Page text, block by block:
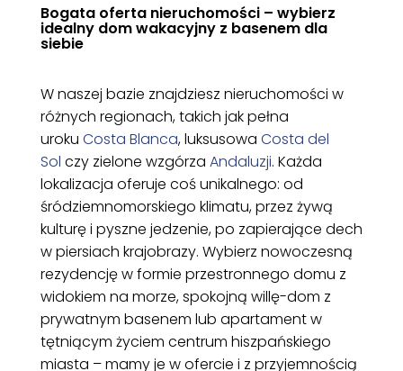
Bogata oferta nieruchomości – wybierz
idealny dom wakacyjny z basenem dla
siebie
W naszej bazie znajdziesz nieruchomości w
różnych regionach, takich jak pełna
uroku Costa Blanca, luksusowa Costa del
Sol czy zielone wzgórza Andaluzji. Każda
lokalizacja oferuje coś unikalnego: od
śródziemnomorskiego klimatu, przez żywą
kulturę i pyszne jedzenie, po zapierające dech
w piersiach krajobrazy. Wybierz nowoczesną
rezydencję w formie przestronnego domu z
widokiem na morze, spokojną willę-dom z
prywatnym basenem lub apartament w
tętniącym życiem centrum hiszpańskiego
miasta – mamy je w ofercie i z przyjemnością